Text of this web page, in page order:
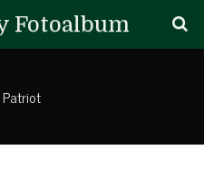
Fotoalbum